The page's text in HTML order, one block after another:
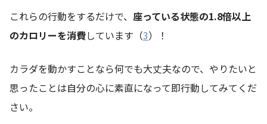
これらの行動をするだけで、 座っている状態の1.8倍以上
のカロリーを消費しています（3）！
カラダを動かすことなら何でも大丈夫なので、やりたいと
思ったことは自分の心に素直になって即行動してみてくだ
さい。